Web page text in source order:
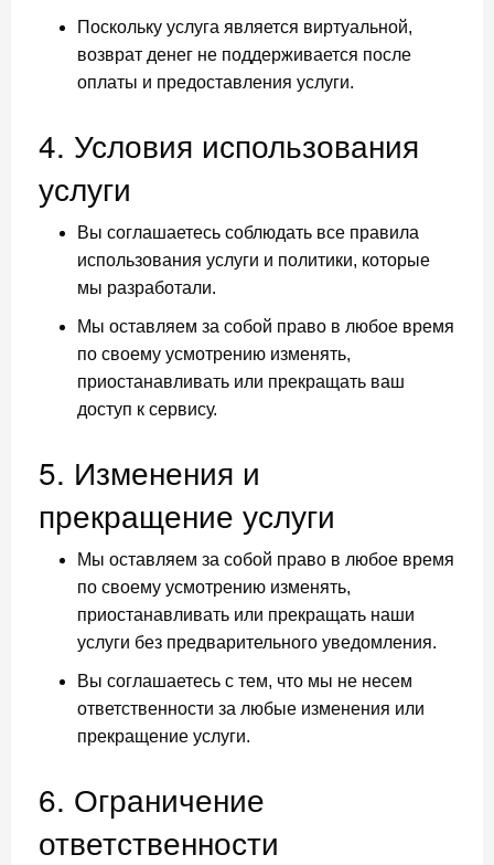
Поскольку услуга является виртуальной,
возврат денег не поддерживается после
оплаты и предоставления услуги.
4. Условия использования
услуги
Вы соглашаетесь соблюдать все правила
использования услуги и политики, которые
мы разработали.
Мы оставляем за собой право в любое время
по своему усмотрению изменять,
приостанавливать или прекращать ваш
доступ к сервису.
5. Изменения и
прекращение услуги
Мы оставляем за собой право в любое время
по своему усмотрению изменять,
приостанавливать или прекращать наши
услуги без предварительного уведомления.
Вы соглашаетесь с тем, что мы не несем
ответственности за любые изменения или
прекращение услуги.
6. Ограничение
ответственности